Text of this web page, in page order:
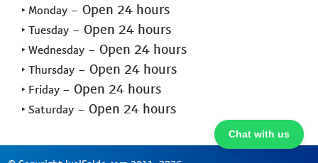
Chat with us
‣ Monday - Open 24 hours
‣ Tuesday - Open 24 hours
‣ Wednesday - Open 24 hours
‣ Thursday - Open 24 hours
‣ Friday - Open 24 hours
‣ Saturday - Open 24 hours